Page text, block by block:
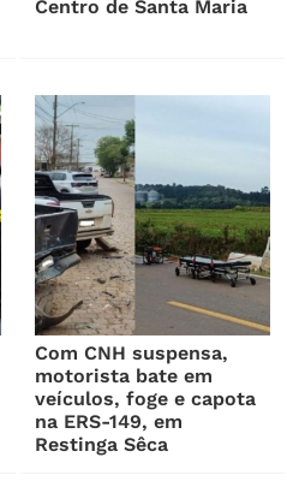
Centro de Santa Maria
Com CNH suspensa,
motorista bate em
veículos, foge e capota
na ERS-149, em
Restinga Sêca